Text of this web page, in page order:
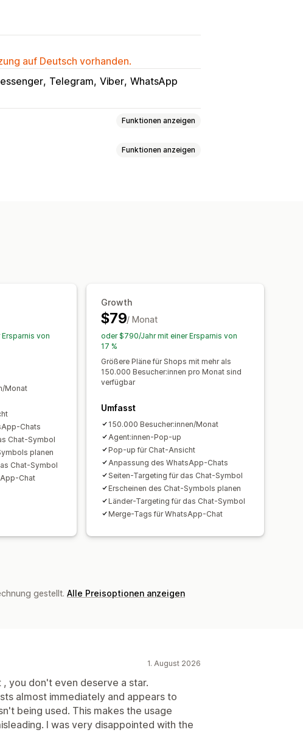
auf Deutsch vorhanden.
Telegram Viber WhatsApp
Funktionen anzeigen
Funktionen anzeigen
von
Monat
Chats
Chat-Symbol
planen
Chat-Symbol
Chat
Growth
$79/ Monat
oder $790/Jahr mit einer Ersparnis von
17 %
Größere Pläne für Shops mit mehr als
150.000 Besucher:innen pro Monat sind
verfügbar
Umfasst
150.000 Besucher:innen/Monat
Agent:innen-Pop-up
Pop-up für Chat-Ansicht
Anpassung des WhatsApp-Chats
Seiten-Targeting für das Chat-Symbol
Erscheinen des Chat-Symbols planen
Länder-Targeting für das Chat-Symbol
Merge-Tags für WhatsApp-Chat
gestellt. Alle Preisoptionen anzeigen
1. August 2026
you don't even deserve a star.
almost immediately and appears to
being used. This makes the usage
I was very disappointed with the